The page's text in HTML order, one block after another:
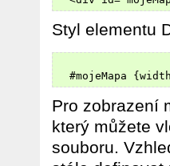
Styl elementu
Pro zobrazení
který můžete
souboru.